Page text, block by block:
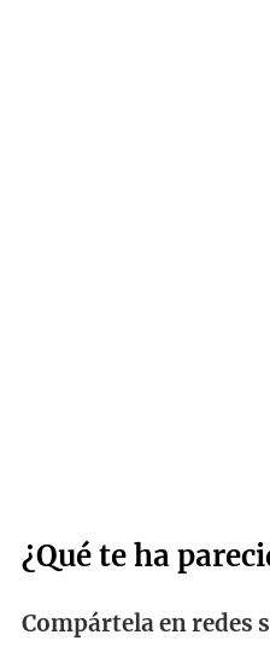
¿Qué te ha
Compártela en redes